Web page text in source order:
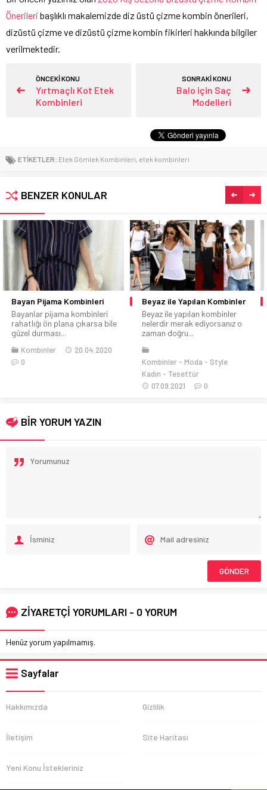
Önerileri başlıklı makalemizde diz üstü çizme kombin önerileri,
dizüstü çizme ve dizüstü çizme kombin fikirleri hakkında bilgiler
verilmektedir.
ÖNCEKİ KONU
Yırtmaçlı Kot Etek
Kombinleri
SONRAKİ KONU
Balo için Saç
Modelleri
ETİKETLER: Etek Gömlek Kombinleri, etek kombinleri
BENZER KONULAR
Beyaz ile Yapılan Kombinler
Beyaz ile yapılan kombinler
nelerdir merak ediyorsanız o
zaman doğru...
Kombinler
Büyük Beden Gece Kıyafetleri
Sizler de bilirsiniz ki bir bayan
için en önemli olan...
Kombinler
BİR YORUM YAZIN
ZİYARETÇİ YORUMLARI - 0 YORUM
Henüz yorum yapılmamış.
Sayfalar
Hakkımızda Gizlilik
İletişim Site Haritası
Yeni Konu İstekleriniz